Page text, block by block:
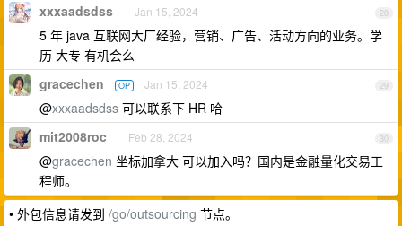
28
xxxaadsdss Jan 15, 2024
5 年 java 互联网大厂经验，营销、广告、活动方向的业务。学
历 大专 有机会么
29
gracechen OP Jan 15, 2024
@xxxaadsdss 可以联系下 HR 哈
30
mit2008roc Feb 28, 2024
@gracechen 坐标加拿大 可以加入吗？国内是金融量化交易工
程师。
• 外包信息请发到 /go/outsourcing 节点。